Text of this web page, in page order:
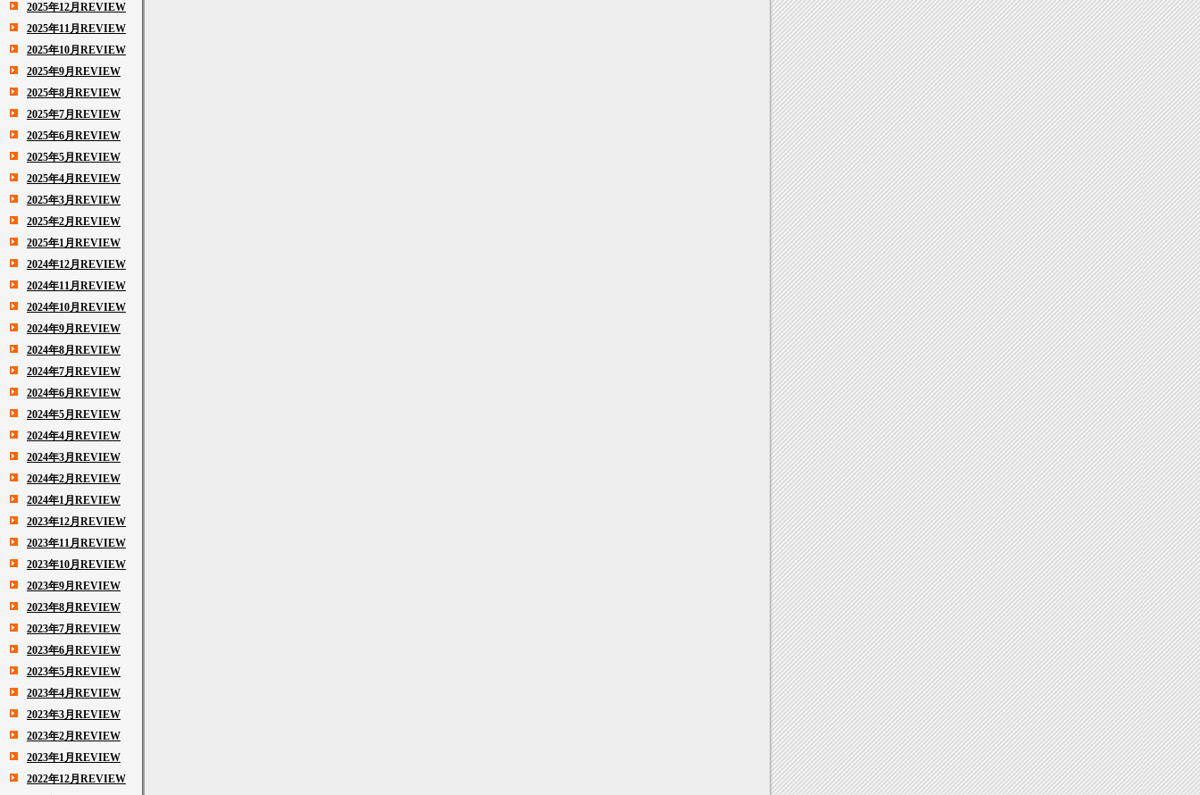
2025年12月REVIEW
2025年11月REVIEW
2025年10月REVIEW
2025年9月REVIEW
2025年8月REVIEW
2025年7月REVIEW
2025年6月REVIEW
2025年5月REVIEW
2025年4月REVIEW
2025年3月REVIEW
2025年2月REVIEW
2025年1月REVIEW
2024年12月REVIEW
2024年11月REVIEW
2024年10月REVIEW
2024年9月REVIEW
2024年8月REVIEW
2024年7月REVIEW
2024年6月REVIEW
2024年5月REVIEW
2024年4月REVIEW
2024年3月REVIEW
2024年2月REVIEW
2024年1月REVIEW
2023年12月REVIEW
2023年11月REVIEW
2023年10月REVIEW
2023年9月REVIEW
2023年8月REVIEW
2023年7月REVIEW
2023年6月REVIEW
2023年5月REVIEW
2023年4月REVIEW
2023年3月REVIEW
2023年2月REVIEW
2023年1月REVIEW
2022年12月REVIEW